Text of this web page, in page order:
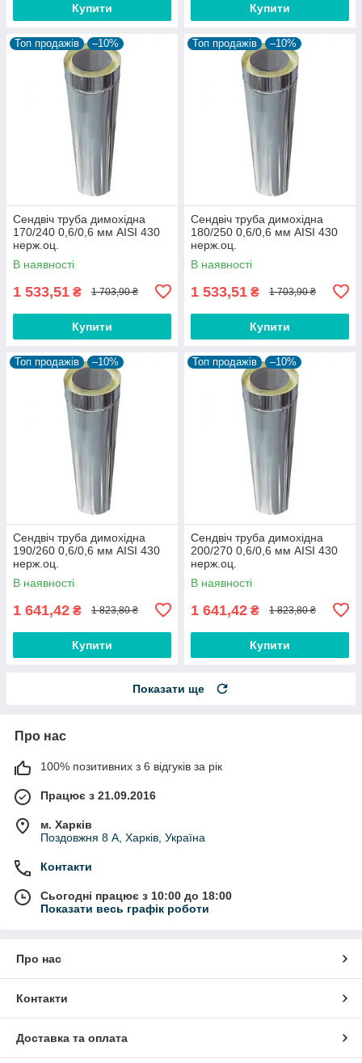
Купити Купити
Топ продажів –10%
Сендвіч труба димохідна
170/240 0,6/0,6 мм AISI 430
нерж.оц.
В наявності
1 533,51 ₴ 1 703,90 ₴
Купити
Топ продажів –10%
Сендвіч труба димохідна
180/250 0,6/0,6 мм AISI 430
нерж.оц.
В наявності
1 533,51 ₴ 1 703,90 ₴
Купити
Топ продажів –10%
Сендвіч труба димохідна
190/260 0,6/0,6 мм AISI 430
нерж.оц.
В наявності
1 641,42 ₴ 1 823,80 ₴
Купити
Топ продажів –10%
Сендвіч труба димохідна
200/270 0,6/0,6 мм AISI 430
нерж.оц.
В наявності
1 641,42 ₴ 1 823,80 ₴
Купити
Показати ще
Про нас
100% позитивних з 6 відгуків за рік
Працює з 21.09.2016
м. Харків
Поздовжня 8 А, Харків, Україна
Контакти
Сьогодні працює з 10:00 до 18:00
Показати весь графік роботи
Про нас
Контакти
Доставка та оплата